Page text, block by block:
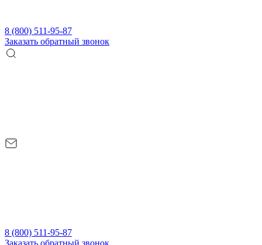
8 (800) 511-95-87
Заказать обратный звонок
8 (800) 511-95-87
Заказать обратный звонок